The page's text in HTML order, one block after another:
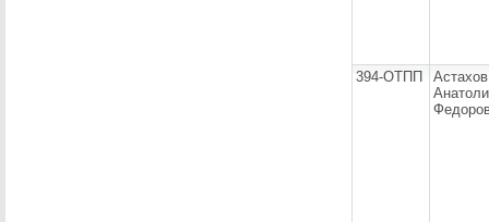
394-ОТПП
Астахов